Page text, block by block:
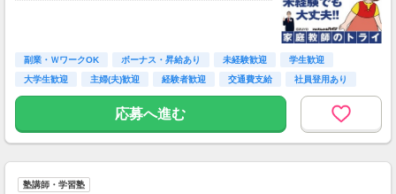
副業・ＷワークOK ボーナス・昇給あり 未経験歓迎
学生歓迎
大学生歓迎
主婦(夫)歓迎 経験者歓迎 交通費支給 社員登用あり
応募へ進む
塾講師・学習塾